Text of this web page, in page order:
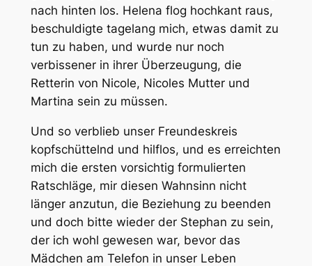
nach hinten los. Helena flog hochkant raus,
beschuldigte tagelang mich, etwas damit zu
tun zu haben, und wurde nur noch
verbissener in ihrer Überzeugung, die
Retterin von Nicole, Nicoles Mutter und
Martina sein zu müssen.
Und so verblieb unser Freundeskreis
kopfschüttelnd und hilflos, und es erreichten
mich die ersten vorsichtig formulierten
Ratschläge, mir diesen Wahnsinn nicht
länger anzutun, die Beziehung zu beenden
und doch bitte wieder der Stephan zu sein,
der ich wohl gewesen war, bevor das
Mädchen am Telefon in unser Leben